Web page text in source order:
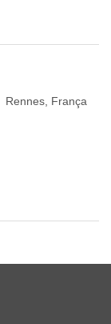
Rennes, França